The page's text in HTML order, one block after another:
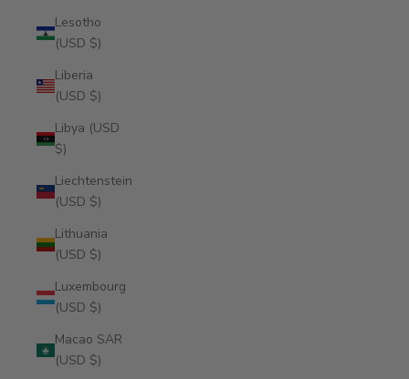
Lesotho
(USD $)
Liberia
(USD $)
Libya (USD
$)
Liechtenstein
(USD $)
Lithuania
(USD $)
Luxembourg
(USD $)
Macao SAR
(USD $)